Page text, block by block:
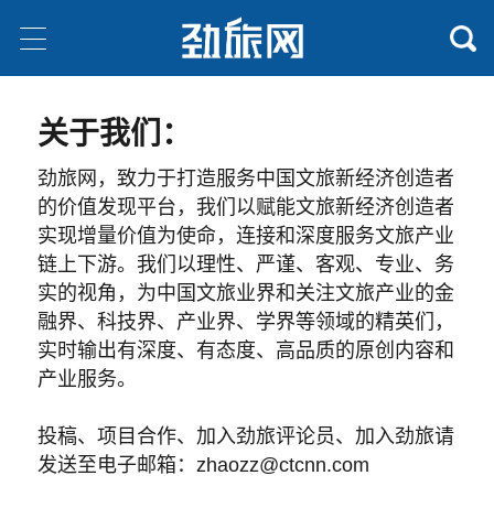
关于我们：
劲旅网，致力于打造服务中国文旅新经济创造者
的价值发现平台，我们以赋能文旅新经济创造者
实现增量价值为使命，连接和深度服务文旅产业
链上下游。我们以理性、严谨、客观、专业、务
实的视角，为中国文旅业界和关注文旅产业的金
融界、科技界、产业界、学界等领域的精英们，
实时输出有深度、有态度、高品质的原创内容和
产业服务。
投稿、项目合作、加入劲旅评论员、加入劲旅请
发送至电子邮箱：zhaozz@ctcnn.com